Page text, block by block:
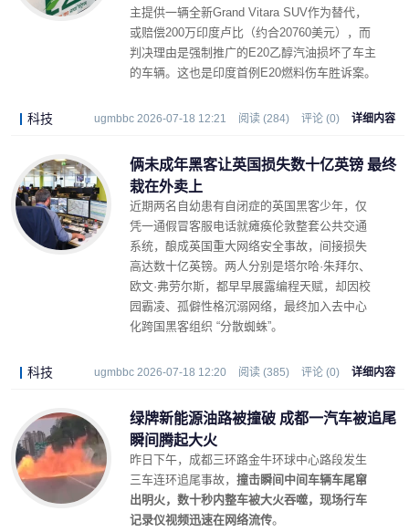
主提供一辆全新Grand Vitara SUV作为替代，
或赔偿200万印度卢比（约合20760美元），而
判决理由是强制推广的E20乙醇汽油损坏了车主
的车辆。这也是印度首例E20燃料伤车胜诉案。
科技 ugmbbc 2026-07-18 12:21 阅读 (284) 评论 (0) 详细内容
俩未成年黑客让英国损失数十亿英镑 最终
栽在外卖上
近期两名自幼患有自闭症的英国黑客少年，仅
凭一通假冒客服电话就瘫痪伦敦整套公共交通
系统，酿成英国重大网络安全事故，间接损失
高达数十亿英镑。两人分别是塔尔哈·朱拜尔、
欧文·弗劳尔斯，都早早展露编程天赋，却因校
园霸凌、孤僻性格沉溺网络，最终加入去中心
化跨国黑客组织 “分散蜘蛛”。
科技 ugmbbc 2026-07-18 12:20 阅读 (385) 评论 (0) 详细内容
绿牌新能源油路被撞破 成都一汽车被追尾
瞬间腾起大火
昨日下午，成都三环路金牛环球中心路段发生
三车连环追尾事故， 撞击瞬间中间车辆车尾窜
出明火，数十秒内整车被大火吞噬，现场行车
记录仪视频迅速在网络流传。